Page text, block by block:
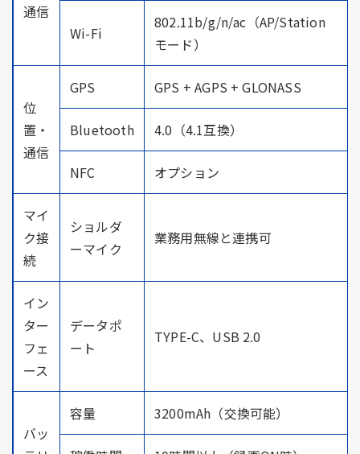
通信
Wi-Fi
802.11b/g/n/ac（AP/Station
モード）
位
置・
通信
GPS GPS + AGPS + GLONASS
Bluetooth 4.0（4.1互換）
NFC オプション
マイ
ク接
続
ショルダ
ーマイク
業務用無線と連携可
イン
ター
フェ
ース
データポ
ート
TYPE-C、USB 2.0
バッ
容量 3200mAh（交換可能）